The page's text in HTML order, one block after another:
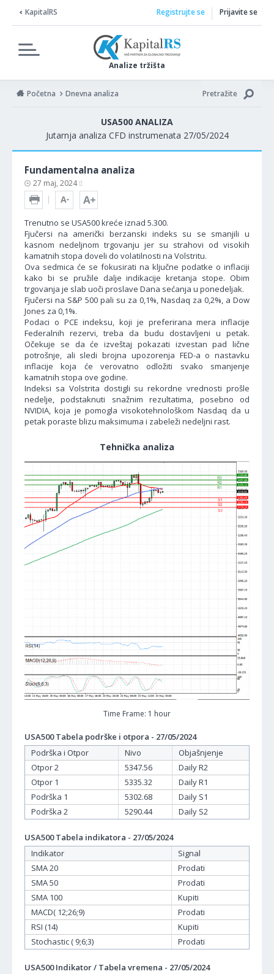
KapitalRS
Analize tržišta
Registrujte se Prijavite se
Početna Dnevna analiza Pretražite
USA500 ANALIZA
Jutarnja analiza CFD instrumenata 27/05/2024
Fundamentalna analiza
27 maj, 2024
Trenutno se USA500 kreće iznad 5.300.
Fjučersi na američki berzanski indeks su se smanjili u
kasnom nedeljnom trgovanju jer su strahovi od visokih
kamatnih stopa doveli do volatilnosti na Volstritu.
Ova sedmica će se fokusirati na ključne podatke o inflaciji
kako bi se pružile dalje indikacije kretanja stope. Obim
trgovanja je slab uoči proslave Dana sećanja u ponedeljak.
Fjučersi na S&P 500 pali su za 0,1%, Nasdaq za 0,2%, a Dow
Jones za 0,1%.
Podaci o PCE indeksu, koji je preferirana mera inflacije
Federalnih rezervi, treba da budu dostavljeni u petak.
Očekuje se da će izveštaj pokazati izvestan pad lične
potrošnje, ali sledi brojna upozorenja FED-a o nastavku
inflacije koja će verovatno odložiti svako smanjenje
kamatnih stopa ove godine.
Indeksi sa Volstrita dostigli su rekordne vrednosti prošle
nedelje, podstaknuti snažnim rezultatima, posebno od
NVIDIA, koja je pomogla visokotehnološkom Nasdaq da u
petak poraste blizu maksimuma i zabeleži nedeljni rast.
Tehnička analiza
Time Frame: 1 hour
USA500 Tabela podrške i otpora - 27/05/2024
Podrška i Otpor
Nivo
Objašnjenje
Otpor 2
5347.56
Daily R2
Otpor 1
5335.32
Daily R1
Podrška 1
5302.68
Daily S1
Podrška 2
5290.44 Daily S2
USA500 Tabela indikatora - 27/05/2024
Indikator
Signal
SMA 20
Prodati
SMA 50
Prodati
SMA 100
Kupiti
MACD( 12;26;9)
Prodati
RSI (14)
Kupiti
Stochastic ( 9;6;3)
Prodati
USA500 Indikator / Tabela vremena - 27/05/2024